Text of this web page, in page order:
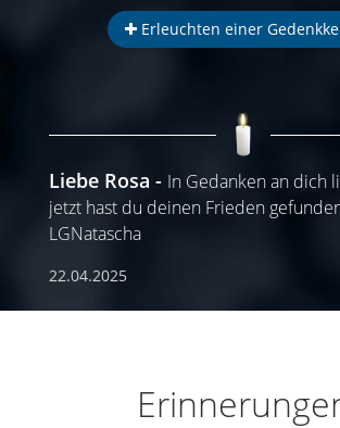
Erleuchten einer
Liebe Rosa
In Gedanken an dich
jetzt hast du deinen Frieden
LGNatascha
22.04.2025